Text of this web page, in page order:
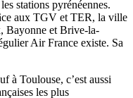
stations pyrénéennes.
aux TGV et TER, la ville
Bayonne et Brive-la-
Air France existe. Sa
à Toulouse, c’est aussi
les plus